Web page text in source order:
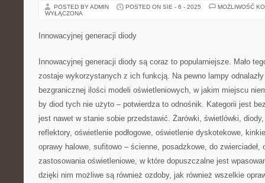
POSTED BY ADMIN POSTED ON SIE - 6 - 2025
MOŻLIWOŚĆ
WYŁĄCZONA
Innowacyjnej generacji diody
Innowacyjnej generacji diody są coraz to popularniejsze. Mało
zostaje wykorzystanych z ich funkcją. Na pewno lampy
bezgranicznej ilości modeli oświetleniowych, w jakim miejscu
by diod tych nie użyto – potwierdza to odnośnik. Kategorii jest
jest nawet w stanie sobie przedstawić. Żarówki, świetlówki,
reflektory, oświetlenie podłogowe, oświetlenie dyskotekowe,
oprawy halowe, sufitowo – ścienne, posadzkowe, do
zastosowania oświetleniowe, w które dopuszczalne jest
dzięki nim możliwe są również ozdoby, jak również wszelkie